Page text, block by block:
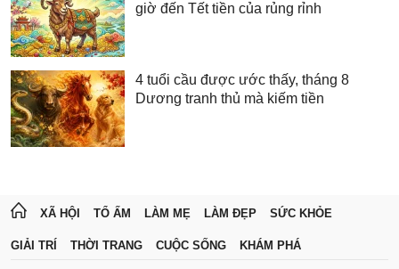
giờ đến Tết tiền của rủng rỉnh
4 tuổi cầu được ước thấy, tháng 8
Dương tranh thủ mà kiếm tiền
XÃ HỘI TỔ ẤM LÀM MẸ LÀM ĐẸP SỨC KHỎE
GIẢI TRÍ THỜI TRANG CUỘC SỐNG KHÁM PHÁ